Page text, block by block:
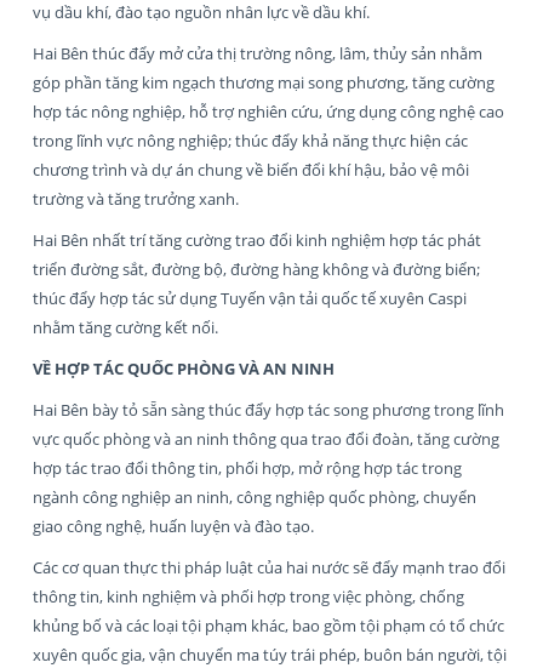
vụ dầu khí, đào tạo nguồn nhân lực về dầu khí.
Hai Bên thúc đẩy mở cửa thị trường nông, lâm, thủy sản nhằm
góp phần tăng kim ngạch thương mại song phương, tăng cường
hợp tác nông nghiệp, hỗ trợ nghiên cứu, ứng dụng công nghệ cao
trong lĩnh vực nông nghiệp; thúc đẩy khả năng thực hiện các
chương trình và dự án chung về biến đổi khí hậu, bảo vệ môi
trường và tăng trưởng xanh.
Hai Bên nhất trí tăng cường trao đổi kinh nghiệm hợp tác phát
triển đường sắt, đường bộ, đường hàng không và đường biển;
thúc đẩy hợp tác sử dụng Tuyến vận tải quốc tế xuyên Caspi
nhằm tăng cường kết nối.
VỀ HỢP TÁC QUỐC PHÒNG VÀ AN NINH
Hai Bên bày tỏ sẵn sàng thúc đẩy hợp tác song phương trong lĩnh
vực quốc phòng và an ninh thông qua trao đổi đoàn, tăng cường
hợp tác trao đổi thông tin, phối hợp, mở rộng hợp tác trong
ngành công nghiệp an ninh, công nghiệp quốc phòng, chuyển
giao công nghệ, huấn luyện và đào tạo.
Các cơ quan thực thi pháp luật của hai nước sẽ đẩy mạnh trao đổi
thông tin, kinh nghiệm và phối hợp trong việc phòng, chống
khủng bố và các loại tội phạm khác, bao gồm tội phạm có tổ chức
xuyên quốc gia, vận chuyển ma túy trái phép, buôn bán người, tội